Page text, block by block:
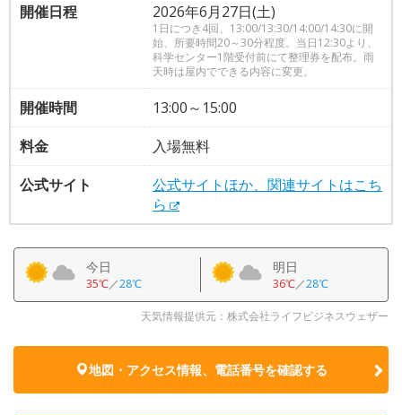
開催日程
2026年6月27日(土)
1日につき4回、13:00/13:30/14:00/14:30に開
始、所要時間20～30分程度。当日12:30より、
科学センター1階受付前にて整理券を配布。雨
天時は屋内でできる内容に変更。
開催時間
13:00～15:00
料金
入場無料
公式サイト
公式サイトほか、関連サイトはこち
ら
今日
35℃／28℃
明日
36℃／28℃
天気情報提供元：株式会社ライフビジネスウェザー
地図・アクセス情報、電話番号を確認する